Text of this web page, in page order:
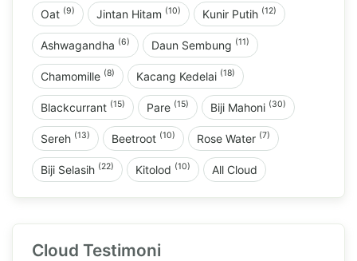
Oat (9) Jintan Hitam (10) Kunir Putih (12)
Ashwagandha (6) Daun Sembung (11)
Chamomille (8) Kacang Kedelai (18)
Blackcurrant (15) Pare (15) Biji Mahoni (30)
Sereh (13) Beetroot (10) Rose Water (7)
Biji Selasih (22) Kitolod (10) All Cloud
Cloud Testimoni